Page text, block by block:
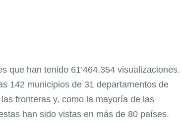
que han tenido 61’464.354
142 municipios de 31 departamentos de
fronteras y, como la mayoría de las
han sido vistas en más de 80 países.